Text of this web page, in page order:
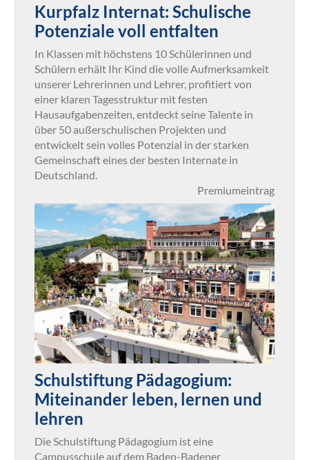
Kurpfalz Internat: Schulische
Potenziale voll entfalten
In Klassen mit höchstens 10 Schülerinnen und
Schülern erhält Ihr Kind die volle Aufmerksamkeit
unserer Lehrerinnen und Lehrer, profitiert von
einer klaren Tagesstruktur mit festen
Hausaufgabenzeiten, entdeckt seine Talente in
über 50 außerschulischen Projekten und
entwickelt sein volles Potenzial in der starken
Gemeinschaft eines der besten Internate in
Deutschland.
Premiumeintrag
Schulstiftung Pädagogium:
Miteinander leben, lernen und
lehren
Die Schulstiftung Pädagogium ist eine
Campusschule auf dem Baden-Badener